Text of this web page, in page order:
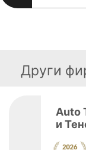
Други
Auto
и